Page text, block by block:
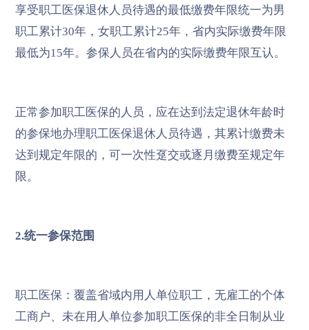
享受职工医保退休人员待遇的最低缴费年限统一为男
职工累计30年，女职工累计25年，省内实际缴费年限
最低为15年。参保人员在省内的实际缴费年限互认。
正常参加职工医保的人员，应在达到法定退休年龄时
的参保地办理职工医保退休人员待遇，其累计缴费未
达到规定年限的，可一次性趸交或逐月缴费至规定年
限。
2.统一参保范围
职工医保：覆盖省域内用人单位职工，无雇工的个体
工商户、未在用人单位参加职工医保的非全日制从业